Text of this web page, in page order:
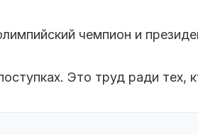
чемпион и
Это труд ради тех,